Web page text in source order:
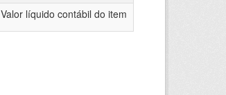
Valor líquido contábil do item